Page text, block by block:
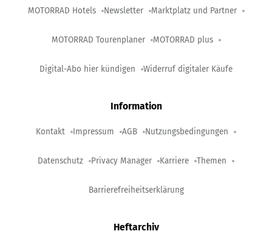
MOTORRAD Hotels Newsletter Marktplatz und Partner
MOTORRAD Tourenplaner MOTORRAD plus
Digital-Abo hier kündigen Widerruf digitaler Käufe
Information
Kontakt Impressum AGB Nutzungsbedingungen
Datenschutz Privacy Manager Karriere Themen
Barrierefreiheitserklärung
Heftarchiv